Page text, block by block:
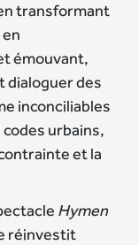
transformant
émouvant,
dialoguer des
inconciliables
urbains,
et la
Hymen
réinvestit